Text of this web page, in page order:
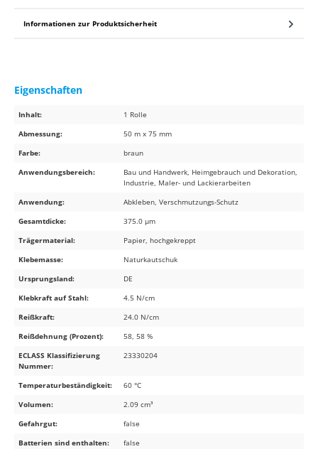
Informationen zur Produktsicherheit
Eigenschaften
Inhalt:
1 Rolle
Abmessung:
50 m x 75 mm
Farbe:
braun
Anwendungsbereich:
Bau und Handwerk, Heimgebrauch und Dekoration,
Industrie, Maler- und Lackierarbeiten
Anwendung:
Abkleben, Verschmutzungs-Schutz
Gesamtdicke:
375.0 µm
Trägermaterial:
Papier, hochgekreppt
Klebemasse:
Naturkautschuk
Ursprungsland:
DE
Klebkraft auf Stahl:
4.5 N/cm
Reißkraft:
24.0 N/cm
Reißdehnung (Prozent):
58, 58 %
ECLASS Klassifizierung
Nummer:
23330204
Temperaturbeständigkeit:
60 °C
Volumen:
2.09 cm³
Gefahrgut:
false
Batterien sind enthalten:
false